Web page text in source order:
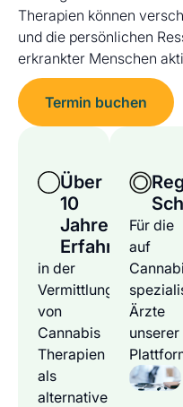
Therapien können
und die persönlichen
erkrankter Menschen
Termin buchen
Über
10
Jahre
Erfahrung
in der
Vermittlung
von
Cannabis
Therapien
als
alternative
Für die
auf
Ärzte
unserer